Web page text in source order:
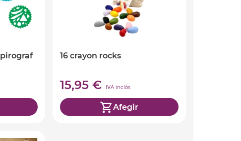
16 crayon rocks
15,95 € IVA inclòs
Afegir